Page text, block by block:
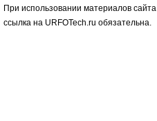
При использовании материалов сайта
ссылка на URFOTech.ru обязательна.